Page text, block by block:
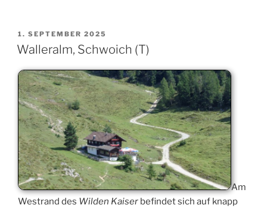
VERÖFFENTLICHT
AM
1. SEPTEMBER 2025
Walleralm, Schwoich (T)
Am
Westrand des Wilden Kaiser befindet sich auf knapp